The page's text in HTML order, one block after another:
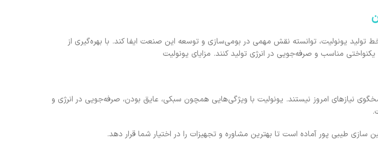
یونولیت، توانسته نقش مهمی در بومی‌سازی و توسعه این صنعت ایفا کند. با بهره‌گیری از
مناسب و صرفه‌جویی در انرژی تولید کنند. مزایای یونولیت
نیازهای امروز نیستند. یونولیت با ویژگی‌هایی همچون سبکی، عایق بودن، صرفه‌جویی در انرژی و
سازی طیبی پور آماده است تا بهترین مشاوره و تجهیزات را در اختیار شما قرار دهد.